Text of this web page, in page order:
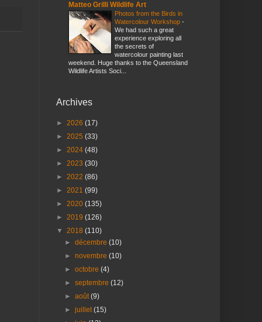
Matteo Grilli Wildlife Art
Photos from the Birds in
Watercolour Workshop -
We had such a great
experience exploring all
the secrets of
watercolour painting last
weekend. Huge thanks to the Queensland
Wildlife Artists Soci...
Archives
► 2026 (17)
► 2025 (33)
► 2024 (48)
► 2023 (30)
► 2022 (86)
► 2021 (99)
► 2020 (135)
► 2019 (126)
▼ 2018 (110)
►décembre(10)
►novembre(10)
►octobre(4)
►septembre(12)
►août(9)
►juillet(15)